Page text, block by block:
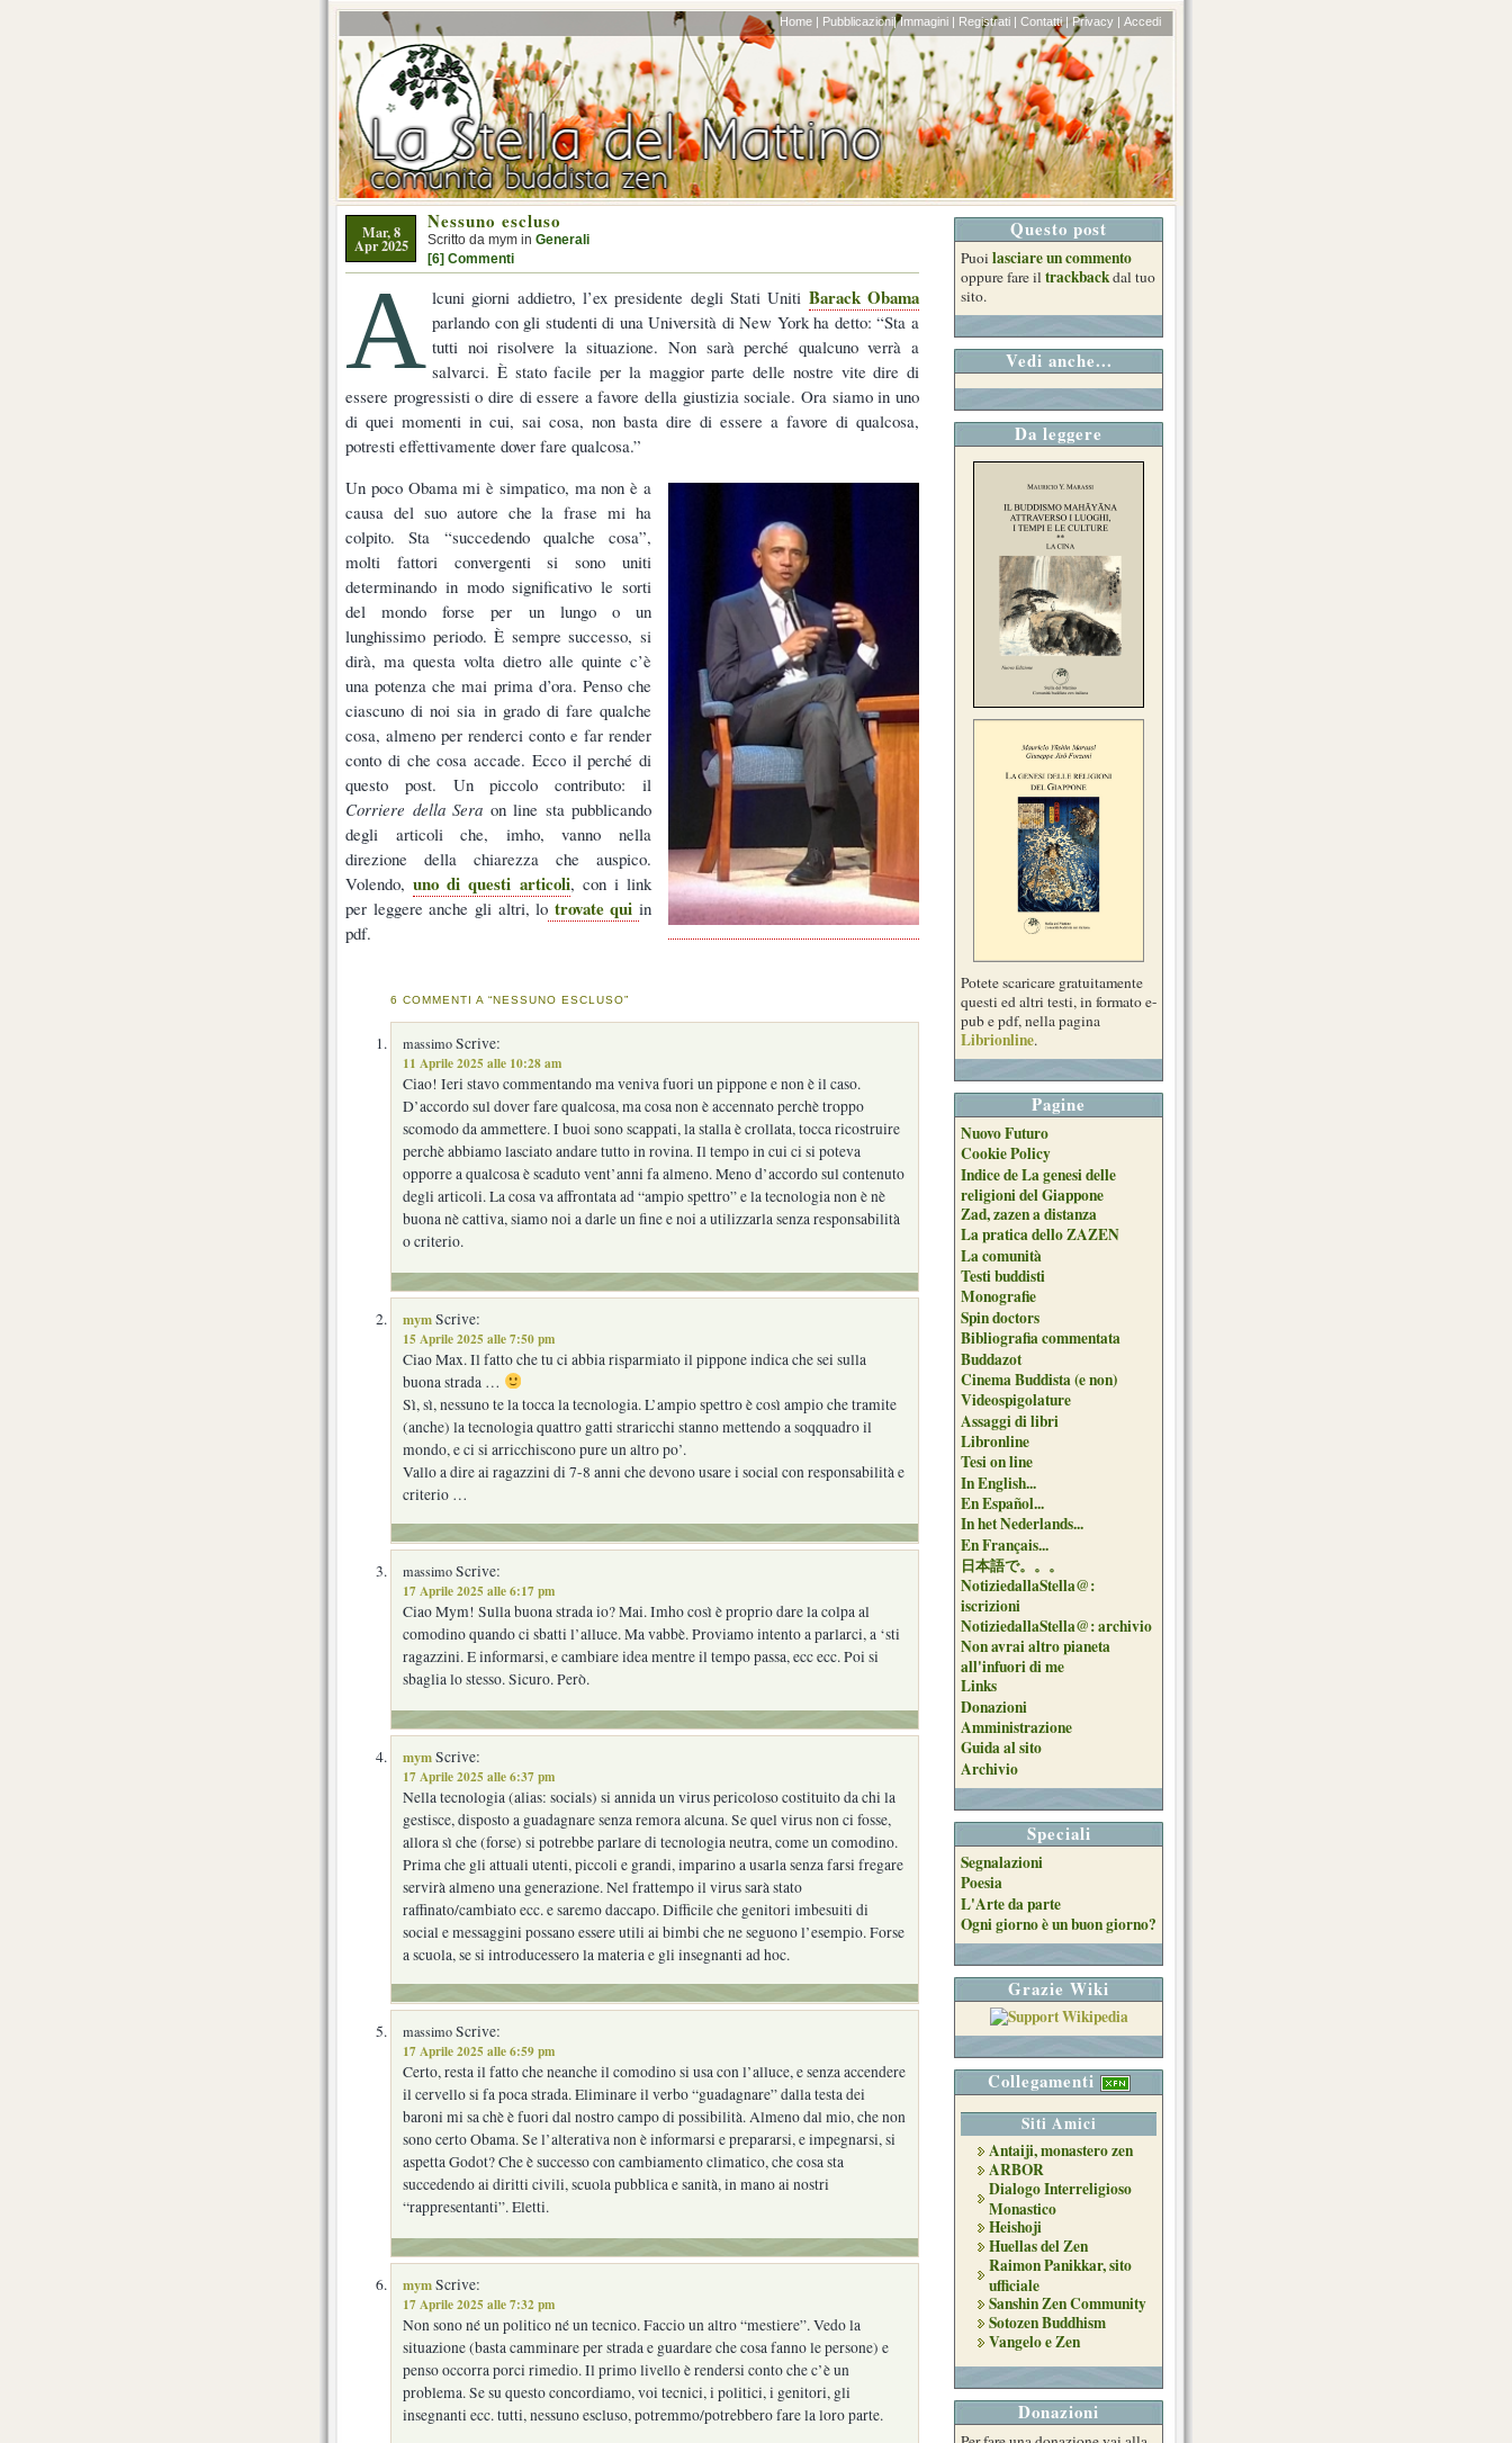
Home | Pubblicazioni| Immagini | Registrati | Contatti | Privacy | Accedi
Mar, 8
Apr 2025
Nessuno escluso
Scritto da mym in Generali
[6] Commenti
A lcuni giorni addietro, l’ex presidente degli Stati Uniti Barack Obama
parlando con gli studenti di una Università di New York ha detto: “Sta a
tutti noi risolvere la situazione. Non sarà perché qualcuno verrà a
salvarci. È stato facile per la maggior parte delle nostre vite dire di
essere progressisti o dire di essere a favore della giustizia sociale. Ora siamo in uno
di quei momenti in cui, sai cosa, non basta dire di essere a favore di qualcosa,
potresti effettivamente dover fare qualcosa.”
Un poco Obama mi è simpatico, ma non è a
causa del suo autore che la frase mi ha
colpito. Sta “succedendo qualche cosa”,
molti fattori convergenti si sono uniti
determinando in modo significativo le sorti
del mondo forse per un lungo o un
lunghissimo periodo. È sempre successo, si
dirà, ma questa volta dietro alle quinte c’è
una potenza che mai prima d’ora. Penso che
ciascuno di noi sia in grado di fare qualche
cosa, almeno per renderci conto e far render
conto di che cosa accade. Ecco il perché di
questo post. Un piccolo contributo: il
Corriere della Sera on line sta pubblicando
degli articoli che, imho, vanno nella
direzione della chiarezza che auspico.
Volendo,uno di questi articoli, con i link
per leggere anche gli altri, lo trovate quiin
pdf.
6 COMMENTI A “NESSUNO ESCLUSO”
massimoScrive:
11 Aprile 2025 alle 10:28 am
Ciao! Ieri stavo commentando ma veniva fuori un pippone e non è il caso.
D’accordo sul dover fare qualcosa, ma cosa non è accennato perchè troppo
scomodo da ammettere. I buoi sono scappati, la stalla è crollata, tocca ricostruire
perchè abbiamo lasciato andare tutto in rovina. Il tempo in cui ci si poteva
opporre a qualcosa è scaduto vent’anni fa almeno. Meno d’accordo sul contenuto
degli articoli. La cosa va affrontata ad “ampio spettro” e la tecnologia non è nè
buona nè cattiva, siamo noi a darle un fine e noi a utilizzarla senza responsabilità
o criterio.
mymScrive:
15 Aprile 2025 alle 7:50 pm
Ciao Max. Il fatto che tu ci abbia risparmiato il pippone indica che sei sulla
buona strada …
Sì, sì, nessuno te la tocca la tecnologia. L’ampio spettro è così ampio che tramite
(anche) la tecnologia quattro gatti straricchi stanno mettendo a soqquadro il
mondo, e ci si arricchiscono pure un altro po’.
Vallo a dire ai ragazzini di 7-8 anni che devono usare i social con responsabilità e
criterio …
massimoScrive:
17 Aprile 2025 alle 6:17 pm
Ciao Mym! Sulla buona strada io? Mai. Imho così è proprio dare la colpa al
comodino quando ci sbatti l’alluce. Ma vabbè. Proviamo intento a parlarci, a ‘sti
ragazzini. E informarsi, e cambiare idea mentre il tempo passa, ecc ecc. Poi si
sbaglia lo stesso. Sicuro. Però.
mymScrive:
17 Aprile 2025 alle 6:37 pm
Nella tecnologia (alias: socials) si annida un virus pericoloso costituito da chi la
gestisce, disposto a guadagnare senza remora alcuna. Se quel virus non ci fosse,
allora sì che (forse) si potrebbe parlare di tecnologia neutra, come un comodino.
Prima che gli attuali utenti, piccoli e grandi, imparino a usarla senza farsi fregare
servirà almeno una generazione. Nel frattempo il virus sarà stato
raffinato/cambiato ecc. e saremo daccapo. Difficile che genitori imbesuiti di
social e messaggini possano essere utili ai bimbi che ne seguono l’esempio. Forse
a scuola, se si introducessero la materia e gli insegnanti ad hoc.
massimoScrive:
17 Aprile 2025 alle 6:59 pm
Certo, resta il fatto che neanche il comodino si usa con l’alluce, e senza accendere
il cervello si fa poca strada. Eliminare il verbo “guadagnare” dalla testa dei
baroni mi sa chè è fuori dal nostro campo di possibilità. Almeno dal mio, che non
sono certo Obama. Se l’alterativa non è informarsi e prepararsi, e impegnarsi, si
aspetta Godot? Che è successo con cambiamento climatico, che cosa sta
succedendo ai diritti civili, scuola pubblica e sanità, in mano ai nostri
“rappresentanti”. Eletti.
mymScrive:
17 Aprile 2025 alle 7:32 pm
Non sono né un politico né un tecnico. Faccio un altro “mestiere”. Vedo la
situazione (basta camminare per strada e guardare che cosa fanno le persone) e
penso occorra porci rimedio. Il primo livello è rendersi conto che c’è un
problema. Se su questo concordiamo, voi tecnici, i politici, i genitori, gli
insegnanti ecc. tutti, nessuno escluso, potremmo/potrebbero fare la loro parte.
Questo post
Puoi lasciare un commento
oppure fare il trackbackdal tuo
sito.
Vedi anche...
Da leggere
Potete scaricare gratuitamente
questi ed altri testi, in formato e-
pub e pdf, nella pagina
Librionline.
Pagine
Nuovo Futuro
Cookie Policy
Indice de La genesi delle
religioni del Giappone
Zad, zazen a distanza
La pratica dello ZAZEN
La comunità
Testi buddisti
Monografie
Spin doctors
Bibliografia commentata
Buddazot
Cinema Buddista (e non)
Videospigolature
Assaggi di libri
Libronline
Tesi on line
In English...
En Español...
In het Nederlands...
En Français...
日本語で。。。
NotiziedallaStella@:
iscrizioni
NotiziedallaStella@: archivio
Non avrai altro pianeta
all'infuori di me
Links
Donazioni
Amministrazione
Guida al sito
Archivio
Speciali
Segnalazioni
Poesia
L'Arte da parte
Ogni giorno è un buon giorno?
Grazie Wiki
Collegamenti
Siti Amici
Antaiji, monastero zen
ARBOR
Dialogo Interreligioso
Monastico
Heishoji
Huellas del Zen
Raimon Panikkar, sito
ufficiale
Sanshin Zen Community
Sotozen Buddhism
Vangelo e Zen
Donazioni